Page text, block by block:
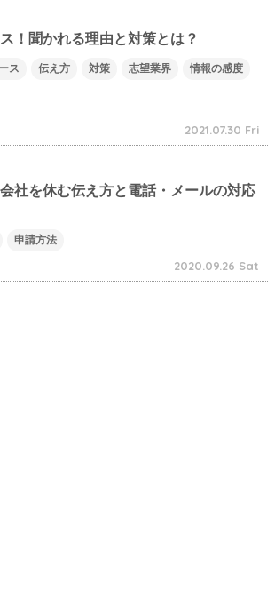
！聞かれる理由と対策とは？
ス 伝え方 対策 志望業界 情報の感度
2021.07.30 Fri
社を休む伝え方と電話・メールの対応
申請方法
2020.09.26 Sat